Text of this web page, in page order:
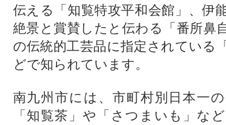
伝える「知覧特攻平和会館」、伊
絶景と賞賛したと伝わる「番所鼻
の伝統的工芸品に指定されている
どで知られています。
南九州市には、市町村別日本一
「知覧茶」や「さつまいも」な